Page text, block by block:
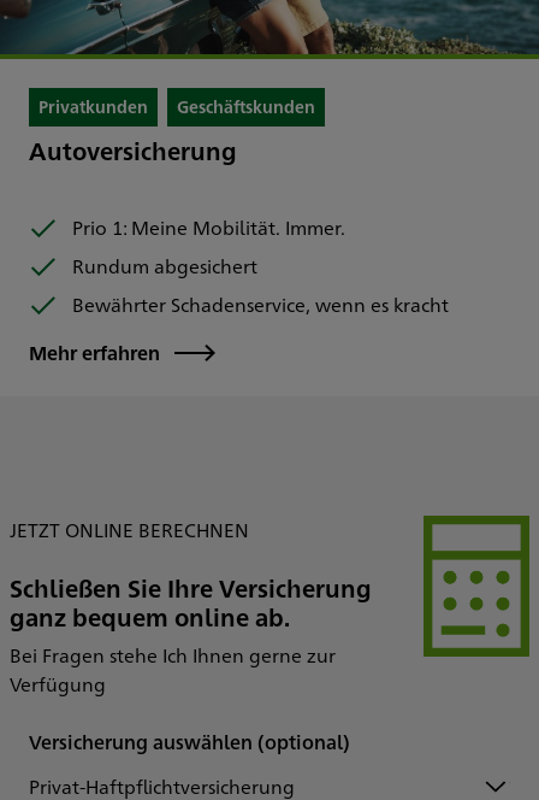
Privatkunden Geschäftskunden
Autoversicherung
Prio 1: Meine Mobilität. Immer.
Rundum abgesichert
Bewährter Schadenservice, wenn es kracht
Mehr erfahren
JETZT ONLINE BERECHNEN
Schließen Sie Ihre Versicherung
ganz bequem online ab.
Bei Fragen stehe Ich Ihnen gerne zur
Verfügung
Versicherung auswählen (optional)
Privat-Haftpflichtversicherung